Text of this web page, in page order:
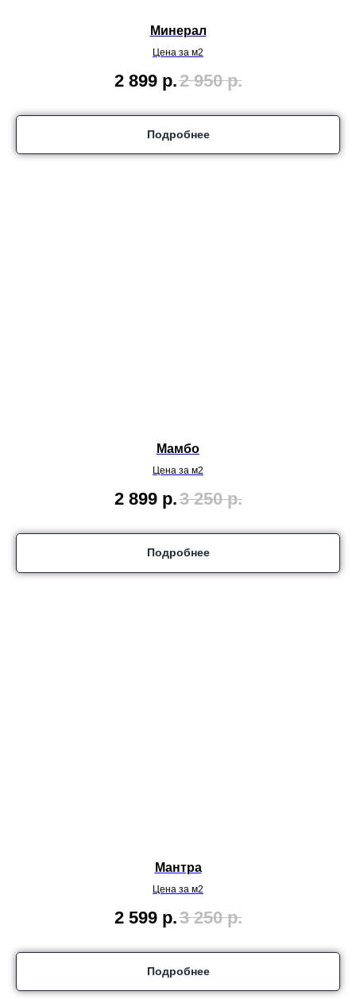
Минерал
Цена за м2
2 899 р.2 950 р.
Подробнее
Мамбо
Цена за м2
2 899 р.3 250 р.
Подробнее
Мантра
Цена за м2
2 599 р.3 250 р.
Подробнее